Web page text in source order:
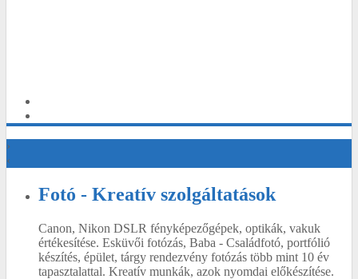
›
‹
Fotó - Kreatív szolgáltatások
Canon, Nikon DSLR fényképezőgépek, optikák, vakuk
értékesítése. Esküvői fotózás, Baba - Családfotó, portfólió
készítés, épület, tárgy rendezvény fotózás több mint 10 év
tapasztalattal. Kreatív munkák, azok nyomdai előkészítése.